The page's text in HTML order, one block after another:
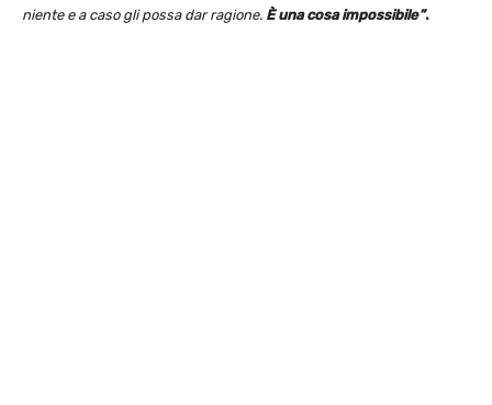
niente e a caso gli possa dar ragione. È una cosa impossibile”.